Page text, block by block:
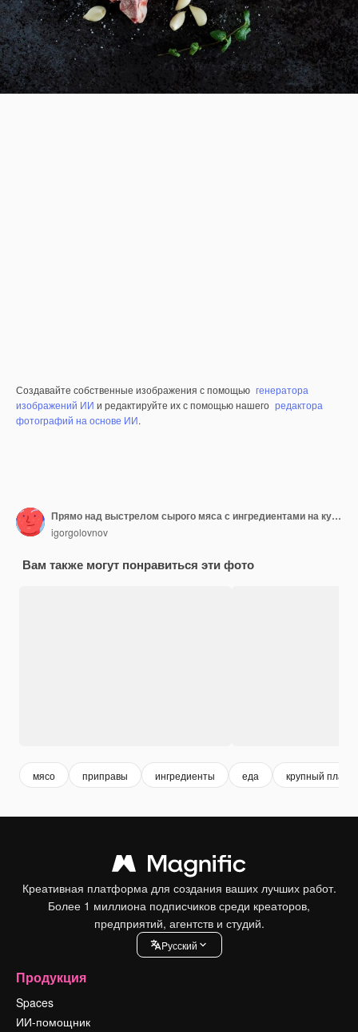
Создавайте собственные изображения с помощью генератора
изображений ИИ и редактируйте их с помощью нашего редактора
фотографий на основе ИИ.
Прямо над выстрелом сырого мяса с ингредиентами на кухонном столе
igorgolovnov
Вам также могут понравиться эти фото
мясо приправы ингредиенты еда крупный план
Креативная платформа для создания ваших лучших работ.
Более 1 миллиона подписчиков среди креаторов,
предприятий, агентств и студий.
Pусский
Продукция
Spaces
ИИ-помощник